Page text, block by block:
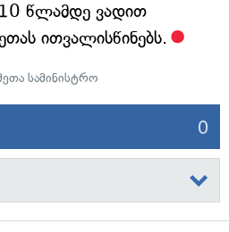
წლამდე ვადით
ითვალისწინებს.
სამინისტრო
0